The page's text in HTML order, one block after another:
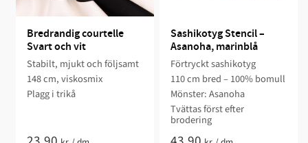
Bredrandig courtelle
Svart och vit
Stabilt, mjukt och följsamt
148 cm, viskosmix
Plagg i trikå
Sashikotyg Stencil –
Asanoha, marinblå
Förtryckt sashikotyg
110 cm bred – 100% bomull
Mönster: Asanoha
Tvättas först efter
brodering